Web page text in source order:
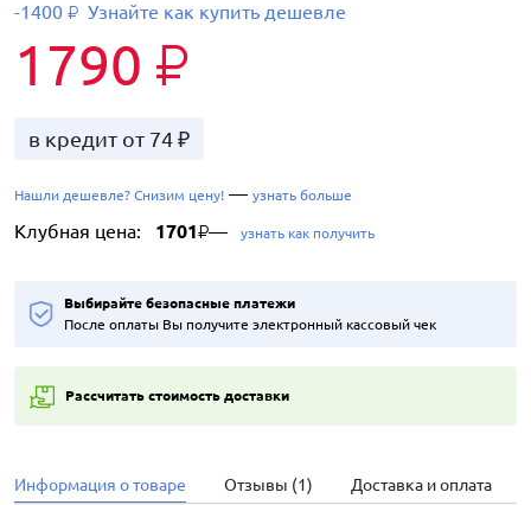
-1400 ₽ Узнайте как купить дешевле
1790 ₽
в кредит от 74 ₽
Нашли дешевле? Снизим цену! — узнать больше
Клубная цена: 1701₽— узнать как получить
Выбирайте безопасные платежи
После оплаты Вы получите электронный кассовый чек
Рассчитать стоимость доставки
Информация о товаре Отзывы (1) Доставка и оплата